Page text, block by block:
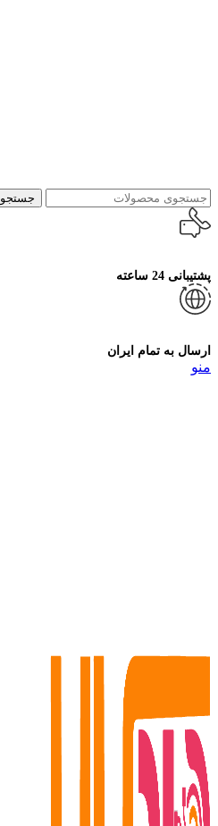
جستجو
پشتیبانی 24 ساعته
ارسال به تمام ایران
منو